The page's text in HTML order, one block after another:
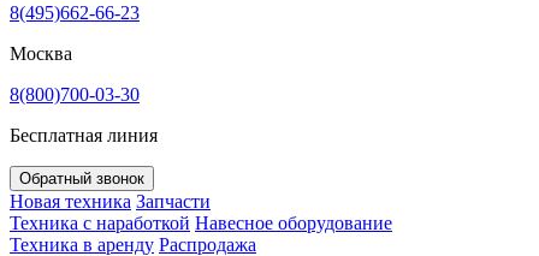
8(495)662-66-23
Москва
8(800)700-03-30
Бесплатная линия
Обратный звонок
Новая техника Запчасти
Техника с наработкой Навесное оборудование
Техника в аренду Распродажа